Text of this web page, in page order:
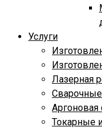
Услуги
Лазерная
Аргоновая
Токарные